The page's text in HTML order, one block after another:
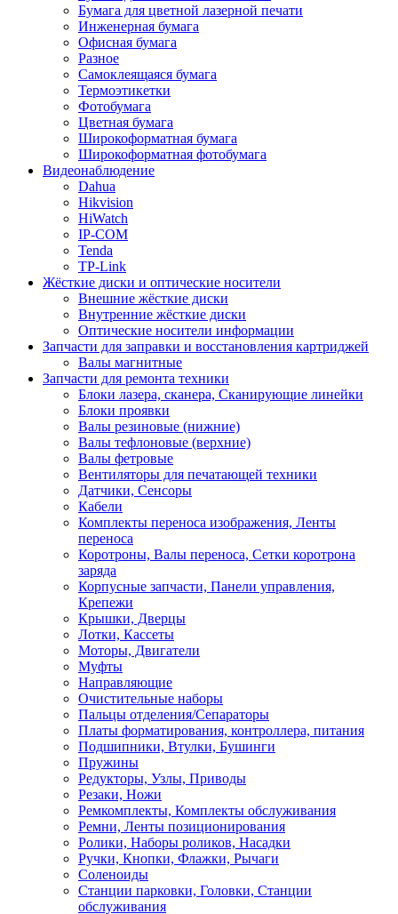
Бумага для цветной лазерной печати
Инженерная бумага
Офисная бумага
Разное
Самоклеящаяся бумага
Термоэтикетки
Фотобумага
Цветная бумага
Широкоформатная бумага
Широкоформатная фотобумага
Видеонаблюдение
Dahua
Hikvision
HiWatch
IP-COM
Tenda
TP-Link
Жёсткие диски и оптические носители
Внешние жёсткие диски
Внутренние жёсткие диски
Оптические носители информации
Запчасти для заправки и восстановления картриджей
Валы магнитные
Запчасти для ремонта техники
Блоки лазера, сканера, Сканирующие линейки
Блоки проявки
Валы резиновые (нижние)
Валы тефлоновые (верхние)
Валы фетровые
Вентиляторы для печатающей техники
Датчики, Сенсоры
Кабели
Комплекты переноса изображения, Ленты
переноса
Коротроны, Валы переноса, Сетки коротрона
заряда
Корпусные запчасти, Панели управления,
Крепежи
Крышки, Дверцы
Лотки, Кассеты
Моторы, Двигатели
Муфты
Направляющие
Очистительные наборы
Пальцы отделения/Сепараторы
Платы форматирования, контроллера, питания
Подшипники, Втулки, Бушинги
Пружины
Редукторы, Узлы, Приводы
Резаки, Ножи
Ремкомплекты, Комплекты обслуживания
Ремни, Ленты позиционирования
Ролики, Наборы роликов, Насадки
Ручки, Кнопки, Флажки, Рычаги
Соленоиды
Станции парковки, Головки, Станции
обслуживания